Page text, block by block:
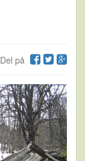
Del på